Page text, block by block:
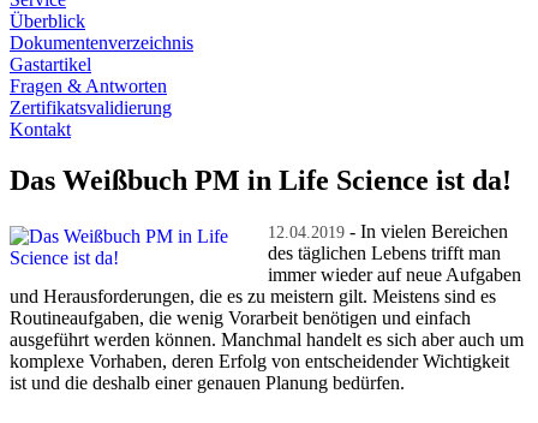
Überblick
Dokumentenverzeichnis
Gastartikel
Fragen & Antworten
Zertifikatsvalidierung
Kontakt
Das Weißbuch PM in Life Science ist da!
12.04.2019 - In vielen Bereichen
des täglichen Lebens trifft man
immer wieder auf neue Aufgaben
und Herausforderungen, die es zu meistern gilt. Meistens sind es
Routineaufgaben, die wenig Vorarbeit benötigen und einfach
ausgeführt werden können. Manchmal handelt es sich aber auch um
komplexe Vorhaben, deren Erfolg von entscheidender Wichtigkeit
ist und die deshalb einer genauen Planung bedürfen.